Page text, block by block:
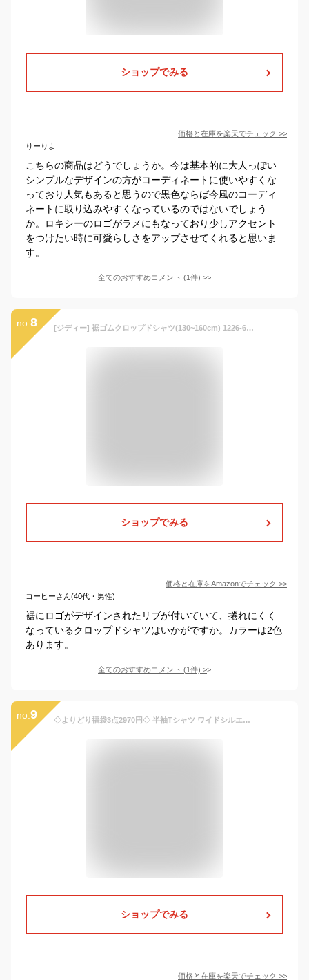
ショップでみる
価格と在庫を楽天でチェック >>
りーりよ
こちらの商品はどうでしょうか。今は基本的に大人っぽい
シンプルなデザインの方がコーディネートに使いやすくな
っており人気もあると思うので黒色ならば今風のコーディ
ネートに取り込みやすくなっているのではないでしょう
か。ロキシーのロゴがラメにもなっており少しアクセント
をつけたい時に可愛らしさをアップさせてくれると思いま
す。
全てのおすすめコメント (1件) >
no. 8 [ジディー] 裾ゴムクロップドシャツ(130~160cm) 1226-62537 ガールズ ブルー
ショップでみる
価格と在庫をAmazonでチェック >>
コーヒーさん(40代・男性)
裾にロゴがデザインされたリブが付いていて、捲れにくく
なっているクロップドシャツはいかがですか。カラーは2色
あります。
全てのおすすめコメント (1件) >
no. 9 ◇よりどり福袋3点2970円◇ 半袖Tシャツ ワイドシルエット クロップド丈 サイドシャーリング オーロラプリント 接触冷感 UVカット 女の子 キッズ ジュニア 夏 綿100% ショート丈 トップス 子供 子供服 ダンス衣装 LOVE POWERS ラブパワーズ 130 140 150 160 ピンク 白 752003
ショップでみる
価格と在庫を楽天でチェック >>